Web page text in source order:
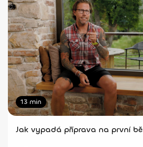
13 min
Jak vypadá příprava na první